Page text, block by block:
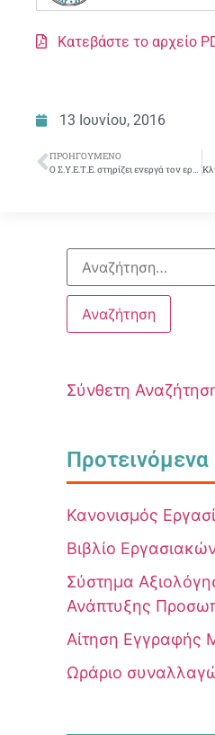
Κατεβάστε το αρχείο
13 Ιουνίου, 2016
ΠΡΟΗΓΟΎΜΕΝΟ
Ο Σ.Υ.Ε.Τ.Ε. στηρίζει ενεργά τον εργασιακό αθλητισμό
Σύνθετη
Προτεινόμενα
Κανονισμός
Βιβλίο
Σύστημα
Ανάπτυξης
Αίτηση Εγγραφής
Ωράριο